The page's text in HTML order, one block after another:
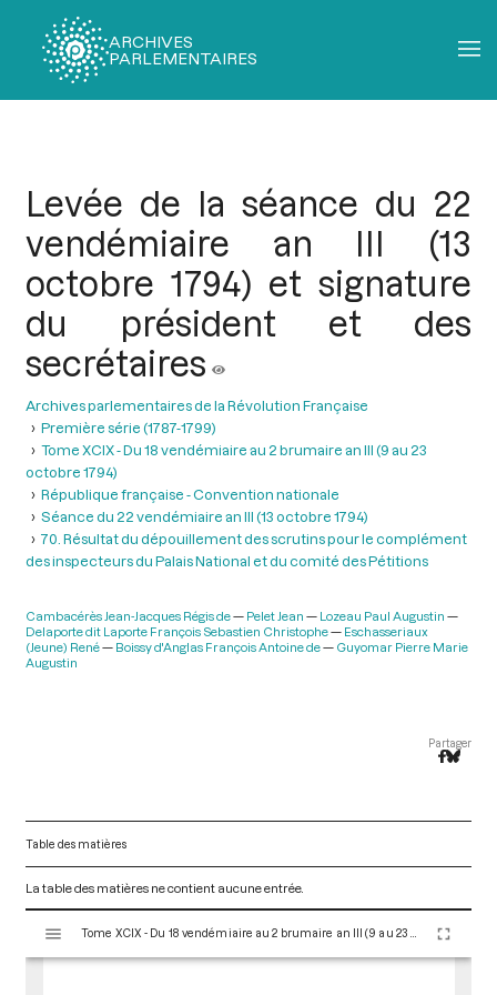
ARCHIVES
PARLEMENTAIRES
Levée de la séance du 22
vendémiaire an III (13
octobre 1794) et signature
du président et des
secrétaires
Archives parlementaires de la Révolution Française
Première série (1787-1799)
Tome XCIX - Du 18 vendémiaire au 2 brumaire an III (9 au 23
octobre 1794)
République française - Convention nationale
Séance du 22 vendémiaire an III (13 octobre 1794)
70. Résultat du dépouillement des scrutins pour le complément
des inspecteurs du Palais National et du comité des Pétitions
Cambacérès Jean-Jacques Régis de Pelet Jean
Lozeau Paul Augustin
Delaporte dit Laporte François Sebastien Christophe
Eschasseriaux
(Jeune) René
Boissy d'Anglas François Antoine de
Guyomar Pierre Marie
Augustin
Partager
Table des matières
La table des matières ne contient aucune entrée.
s